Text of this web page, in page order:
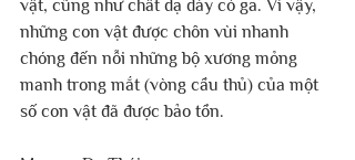
vật, cũng như chất dạ dày có ga. Vì vậy,
những con vật được chôn vùi nhanh
chóng đến nỗi những bộ xương mỏng
manh trong mắt (vòng cầu thủ) của một
số con vật đã được bảo tồn.